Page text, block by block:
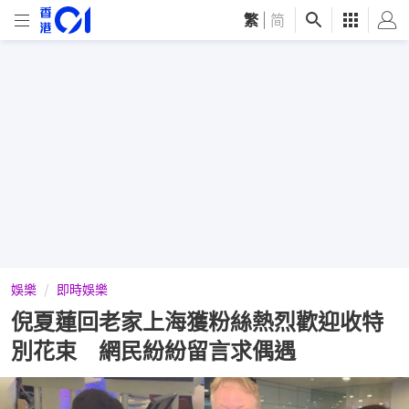
繁 简
娛樂 即時娛樂
倪夏蓮回老家上海獲粉絲熱烈歡迎收特
別花束 網民紛紛留言求偶遇